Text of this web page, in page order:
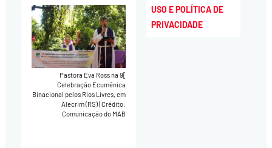
Pastora Eva Ross na 9[
Celebração Ecumênica
Binacional pelos Rios Livres, em
Alecrim (RS)|Crédito:
Comunicação do MAB
USO E POLÍTICA DE
PRIVACIDADE